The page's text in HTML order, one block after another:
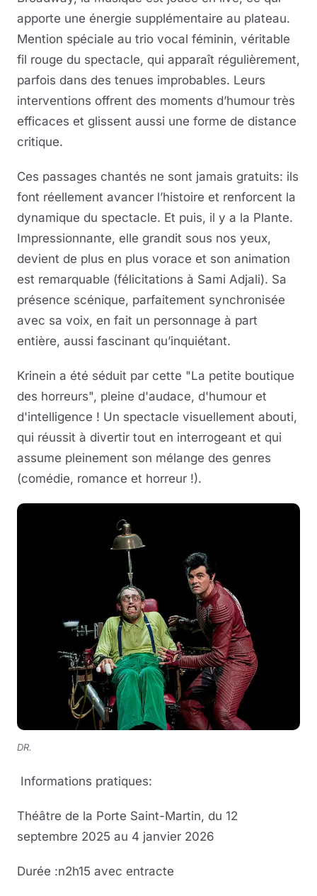
apporte une énergie supplémentaire au plateau.
Mention spéciale au trio vocal féminin, véritable
fil rouge du spectacle, qui apparaît régulièrement,
parfois dans des tenues improbables. Leurs
interventions offrent des moments d’humour très
efficaces et glissent aussi une forme de distance
critique.
Ces passages chantés ne sont jamais gratuits: ils
font réellement avancer l’histoire et renforcent la
dynamique du spectacle. Et puis, il y a la Plante.
Impressionnante, elle grandit sous nos yeux,
devient de plus en plus vorace et son animation
est remarquable (félicitations à Sami Adjali). Sa
présence scénique, parfaitement synchronisée
avec sa voix, en fait un personnage à part
entière, aussi fascinant qu’inquiétant.
Krinein a été séduit par cette "La petite boutique
des horreurs", pleine d'audace, d'humour et
d'intelligence ! Un spectacle visuellement abouti,
qui réussit à divertir tout en interrogeant et qui
assume pleinement son mélange des genres
(comédie, romance et horreur !).
DR.
Informations pratiques:
Théâtre de la Porte Saint-Martin, du 12
septembre 2025 au 4 janvier 2026
Durée :n2h15 avec entracte